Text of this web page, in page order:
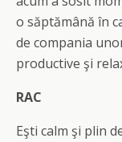
o săptămână în
de compania
productive şi
RAC
Eşti calm şi plin